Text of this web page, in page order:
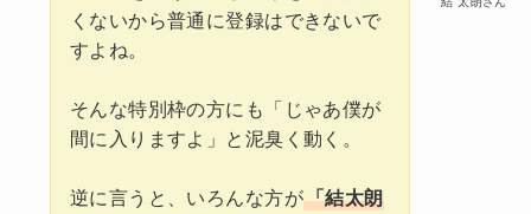
くないから普通に登録はできないで
すよね。
そんな特別枠の方にも「じゃあ僕が
間に入りますよ」と泥臭く動く。
逆に言うと、いろんな方が「結太朗